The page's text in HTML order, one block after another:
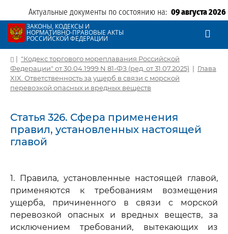
Актуальные документы по состоянию на: 09 августа 2026
ЗАКОНЫ, КОДЕКСЫ И
НОРМАТИВНО-ПРАВОВЫЕ АКТЫ
РОССИЙСКОЙ ФЕДЕРАЦИИ
| "Кодекс торгового мореплавания Российской
Федерации" от 30.04.1999 N 81-ФЗ (ред. от 31.07.2025) | Глава
XIX. Ответственность за ущерб в связи с морской
перевозкой опасных и вредных веществ
Статья 326. Сфера применения
правил, установленных настоящей
главой
1. Правила, установленные настоящей главой,
применяются к требованиям возмещения
ущерба, причиненного в связи с морской
перевозкой опасных и вредных веществ, за
исключением требований, вытекающих из